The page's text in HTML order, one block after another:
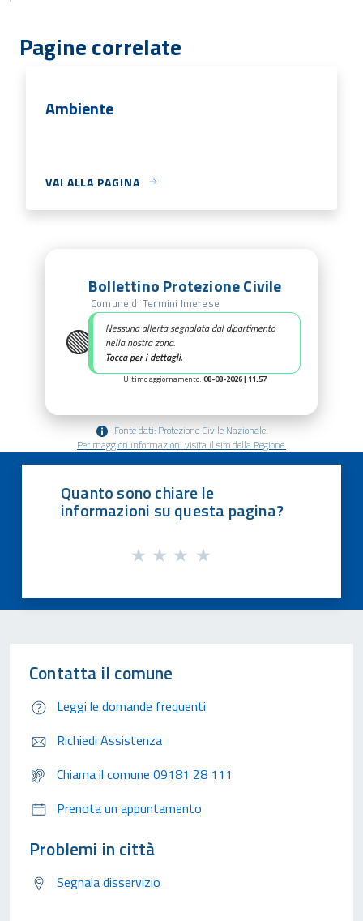
Pagine correlate
Ambiente
VAI ALLA PAGINA
🟢
Bollettino Protezione Civile
Comune di Termini Imerese
Nessuna allerta segnalata dal dipartimento
nella nostra zona.
Tocca per i dettagli.
Ultimo aggiornamento: 08-08-2026 | 11:57
Fonte dati: Protezione Civile Nazionale.
Per maggiori informazioni visita il sito della Regione.
Quanto sono chiare le
informazioni su questa pagina?
Contatta il comune
Leggi le domande frequenti
Richiedi Assistenza
Chiama il comune 09181 28 111
Prenota un appuntamento
Problemi in città
Segnala disservizio